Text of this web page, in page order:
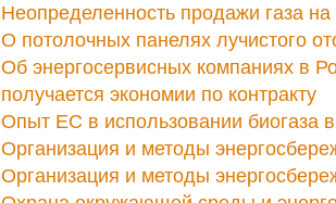
Неопределенность продажи газа
О потолочных панелях лучистого
Об энергосервисных компаниях в
получается экономии по контракту
Опыт ЕС в использовании биогаза в
Организация и методы
Организация и методы